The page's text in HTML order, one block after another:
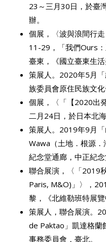
23～三月30日，於臺
辦。
個展，〈波與浪間行
11-29，「我們Ours
臺東，《國立臺東生活
策展人。2020年5月
族委員會原住民族文化
個展，〈「【2020出
二月24日，於日本北
策展人。2019年9月「
Wawa（土地．根源
紀念堂通廊，中正紀念
聯合展演，〈「2019
Paris, M&O)」〉，
黎，《北維勒班特展覽
策展人，聯合展演。
de Paktao」凱達格蘭
事務委員會，臺北。